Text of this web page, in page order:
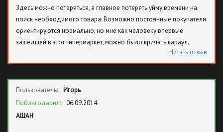
Здесь можно потеряться, а главное потерять уйму времени на
поиск необходимого товара. Возможно постоянные покупатели
ориентируются нормально, но мне как человеку впервые
зашедшей в этот гипермаркет, можно было кричать караул.
Читать отзыв
Пользователь:
Игорь
Поблагодарил:
06.09.2014
АШАН